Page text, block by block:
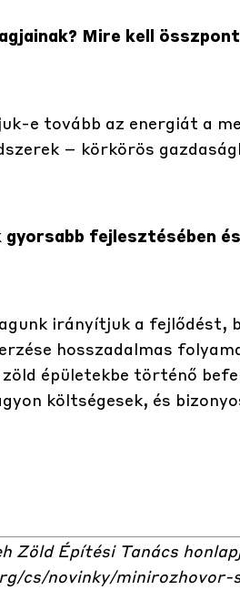
Mire kell
e tovább az energiát a
– körkörös
gyorsabb fejlesztésében és
irányítjuk a fejlődést,
hosszadalmas
épületekbe történő
költségesek, és
Zöld Építési Tanács
cs/novinky/minirozhovor-